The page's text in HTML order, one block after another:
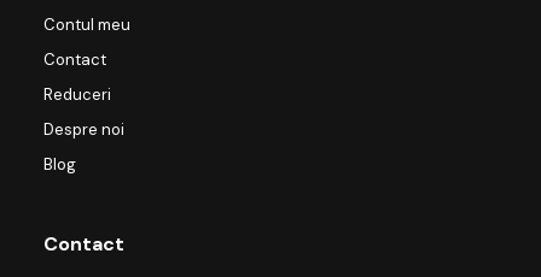
Contul meu
Contact
Reduceri
Despre noi
Blog
Contact